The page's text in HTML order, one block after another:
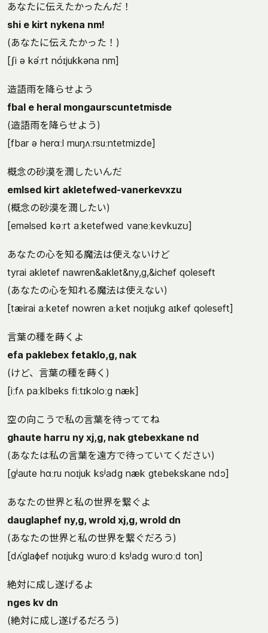
あなたに伝えたかったんだ！
shi e kirt nykena nm!
(あなたに伝えたかった！)
[ʃi ə kə́ːrt nóɪjukkəna nm]
造語雨を降らせよう
fbal e heral mongaurscuntetmisde
(造語雨を降らせよう)
[fbar ə herɑːl muŋʌːrsuːntetmizde]
概念の砂漠を潤したいんだ
emlsed kirt akletefwed-vanerkevxzu
(概念の砂漠を潤したい)
[eməlsed kəːrt aːketefwed vaneːkevkuzʊ]
あなたの心を知る魔法は使えないけど
tyrai akletef nawren&aklet&ny,g,&ichef qoleseft
(あなたの心を知れる魔法は使えない)
[tæirai aːketef nowren aːket noɪjukg aɪkef qoleseft]
言葉の種を蒔くよ
efa paklebex fetaklo,g, nak
(けど、言葉の種を蒔く)
[iːfʌ paːklbeks fiːtɪkɔloːg næk]
空の向こうで私の言葉を待っててね
ghaute harru ny xj,g, nak gtebexkane nd
(あなたは私の言葉を遠方で待っていてください)
[gʲaute hɑːru noɪjuk ksʲadg næk gtebekskane ndɔ]
あなたの世界と私の世界を繋ぐよ
dauglaphef ny,g, wrold xj,g, wrold dn
(あなたの世界と私の世界を繋ぐだろう)
[dʌ́glaɸef noɪjukg wuroːd ksʲadg wuroːd ton]
絶対に成し遂げるよ
nges kv dn
(絶対に成し遂げるだろう)